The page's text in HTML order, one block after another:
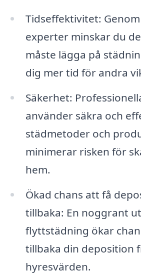
Tidseffektivitet:
experter minskar du
måste lägga på
dig mer tid för andra
Säkerhet:
använder säkra och
städmetoder och
minimerar risken för
hem.
Ökad chans att få
tillbaka: En noggrant
flyttstädning ökar
tillbaka din deposition
hyresvärden.